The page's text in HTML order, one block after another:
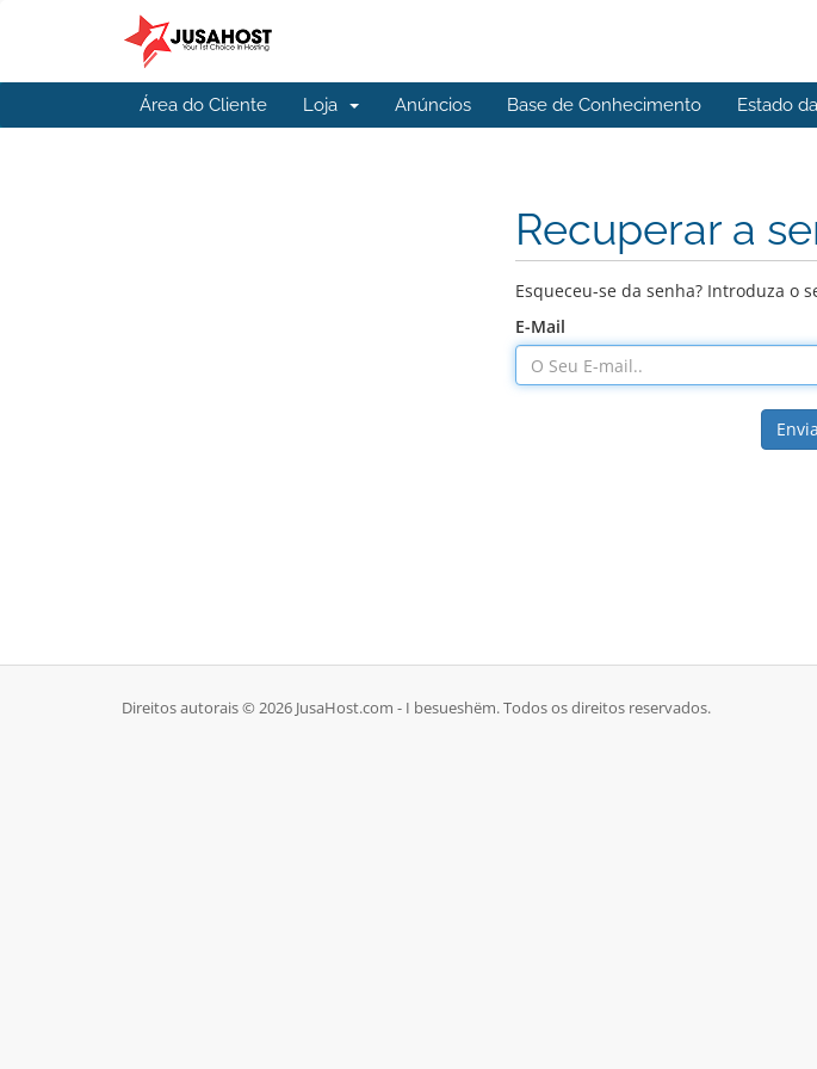
Área do Cliente Loja Anúncios Base de Conhecimento Estado
Recuperar a
Esqueceu-se da senha? Introduza o
E-Mail
Direitos autorais © 2026 JusaHost.com - I besueshëm. Todos os direitos reservados.